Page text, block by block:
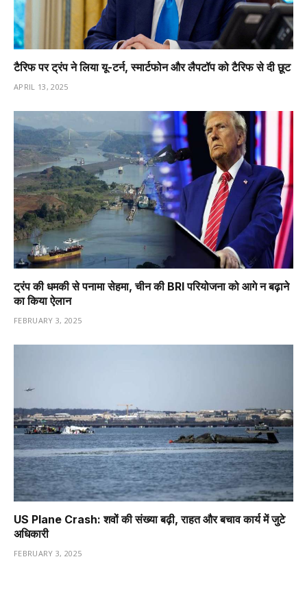
टैरिफ पर ट्रंप ने लिया यू-टर्न, स्मार्टफोन और लैपटॉप को टैरिफ से दी छूट
APRIL 13, 2025
ट्रंप की धमकी से पनामा सेहमा, चीन की BRI परियोजना को आगे न बढ़ाने
का किया ऐलान
FEBRUARY 3, 2025
US Plane Crash: शवों की संख्या बढ़ी, राहत और बचाव कार्य में जुटे
अधिकारी
FEBRUARY 3, 2025